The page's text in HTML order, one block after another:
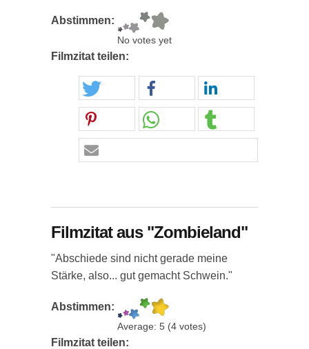
Abstimmen:
No votes yet
Filmzitat teilen:
Filmzitat aus "Zombieland"
"Abschiede sind nicht gerade meine
Stärke, also... gut gemacht Schwein."
Abstimmen:
Average: 5 (4 votes)
Filmzitat teilen: